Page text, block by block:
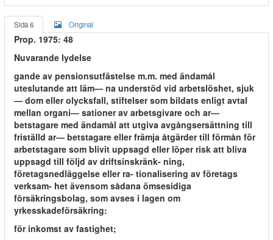
Sida 6 Original
Prop. 1975: 48
Nuvarande lydelse
gande av pensionsutfästelse m.m. med ändamål
uteslutande att läm— na understöd vid arbetslöshet, sjuk
— dom eller olycksfall, stiftelser som bildats enligt avtal
mellan organi— sationer av arbetsgivare och ar—
betstagare med ändamål att utgiva avgångsersättning till
friställd ar— betstagare eller främja åtgärder till förmån för
arbetstagare som blivit uppsagd eller löper risk att bliva
uppsagd till följd av driftsinskränk- ning,
företagsnedläggelse eller ra- tionalisering av företags
verksam- het ävensom sådana ömsesidiga
försäkringsbolag, som avses i lagen om
yrkesskadeförsäkring:
för inkomst av fastighet;